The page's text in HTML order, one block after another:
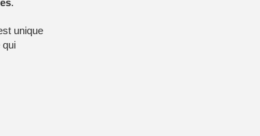
.
unique
qui